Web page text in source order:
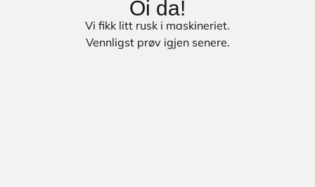
Oi da!
Vi fikk litt rusk i maskineriet.
Vennligst prøv igjen senere.